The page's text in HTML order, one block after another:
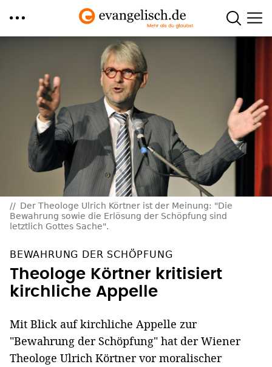
Der Theologe Ulrich Körtner ist der Meinung: "Die
Bewahrung sowie die Erlösung der Schöpfung sind
letztlich Gottes Sache".
BEWAHRUNG DER SCHÖPFUNG
Theologe Körtner kritisiert
kirchliche Appelle
Mit Blick auf kirchliche Appelle zur
"Bewahrung der Schöpfung" hat der Wiener
Theologe Ulrich Körtner vor moralischer